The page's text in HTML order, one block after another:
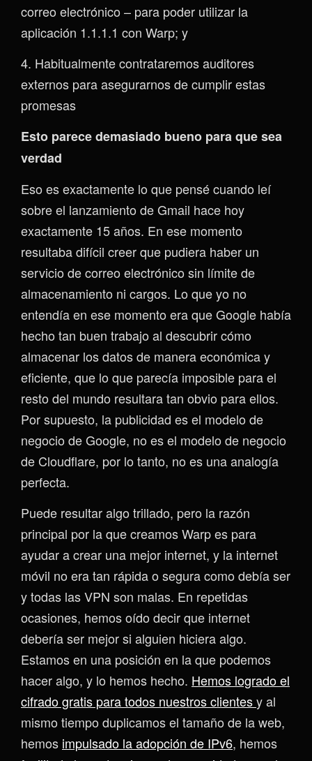
correo electrónico – para poder utilizar la
aplicación 1.1.1.1 con Warp; y
4. Habitualmente contrataremos auditores
externos para asegurarnos de cumplir estas
promesas
Esto parece demasiado bueno para que sea
verdad
Eso es exactamente lo que pensé cuando leí
sobre el lanzamiento de Gmail hace hoy
exactamente 15 años. En ese momento
resultaba difícil creer que pudiera haber un
servicio de correo electrónico sin límite de
almacenamiento ni cargos. Lo que yo no
entendía en ese momento era que Google había
hecho tan buen trabajo al descubrir cómo
almacenar los datos de manera económica y
eficiente, que lo que parecía imposible para el
resto del mundo resultara tan obvio para ellos.
Por supuesto, la publicidad es el modelo de
negocio de Google, no es el modelo de negocio
de Cloudflare, por lo tanto, no es una analogía
perfecta.
Puede resultar algo trillado, pero la razón
principal por la que creamos Warp es para
ayudar a crear una mejor internet, y la internet
móvil no era tan rápida o segura como debía ser
y todas las VPN son malas. En repetidas
ocasiones, hemos oído decir que internet
debería ser mejor si alguien hiciera algo.
Estamos en una posición en la que podemos
hacer algo, y lo hemos hecho. Hemos logrado el
cifrado gratis para todos nuestros clientesy al
mismo tiempo duplicamos el tamaño de la web,
hemos impulsado la adopción de IPv6, hemos